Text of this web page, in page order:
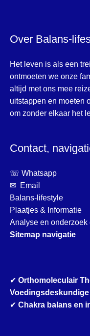
Over Balans-
Het leven is als een
ontmoeten we onze
altijd met ons mee
uitstappen en moeten
om zonder elkaar het
Contact,
☏ Whatsapp
✉ Email
Balans-lifestyle
Plaatjes & Informatie
Analyse en onderzoek
Sitemap navigatie
✔ Orthomoleculair
Voedingsdeskundige
✔ Chakra balans en